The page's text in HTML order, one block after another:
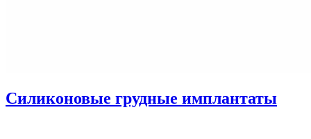
Силиконовые грудные имплантаты